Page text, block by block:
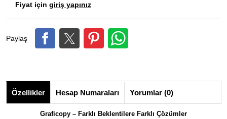
Fiyat için giriş yapınız
Paylaş
Özellikler Hesap Numaraları Yorumlar (0)
Graficopy – Farklı Beklentilere Farklı Çözümler